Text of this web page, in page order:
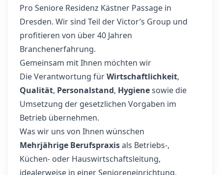
Pro Seniore Residenz Kästner Passage in
Dresden. Wir sind Teil der Victor’s Group und
profitieren von über 40 Jahren
Branchenerfahrung.
Gemeinsam mit Ihnen möchten wir
Die Verantwortung fürWirtschaftlichkeit,
Qualität, Personalstand, Hygienesowie die
Umsetzung der gesetzlichen Vorgaben im
Betrieb übernehmen.
Was wir uns von Ihnen wünschen
Mehrjährige Berufspraxisals Betriebs-,
Küchen- oder Hauswirtschaftsleitung,
idealerweise in einer Senioreneinrichtung,